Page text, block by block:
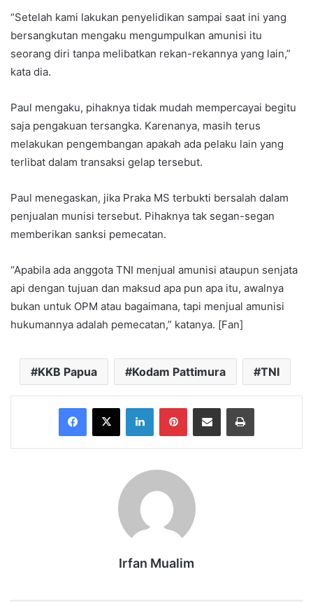
“Setelah kami lakukan penyelidikan sampai saat ini yang
bersangkutan mengaku mengumpulkan amunisi itu
seorang diri tanpa melibatkan rekan-rekannya yang lain,”
kata dia.
Paul mengaku, pihaknya tidak mudah mempercayai begitu
saja pengakuan tersangka. Karenanya, masih terus
melakukan pengembangan apakah ada pelaku lain yang
terlibat dalam transaksi gelap tersebut.
Paul menegaskan, jika Praka MS terbukti bersalah dalam
penjualan munisi tersebut. Pihaknya tak segan-segan
memberikan sanksi pemecatan.
“Apabila ada anggota TNI menjual amunisi ataupun senjata
api dengan tujuan dan maksud apa pun apa itu, awalnya
bukan untuk OPM atau bagaimana, tapi menjual amunisi
hukumannya adalah pemecatan,” katanya. [Fan]
KKB Papua Kodam Pattimura TNI
Facebook
X LinkedInPinterestShare via Email Print
Irfan Mualim